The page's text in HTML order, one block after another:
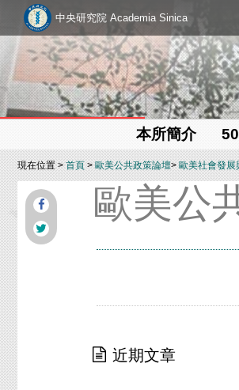
中央研究院 Academia Sinica
本所簡介
現在位置 >首頁>歐美公共政策論壇>歐美社會發展
歐美公
近期文章